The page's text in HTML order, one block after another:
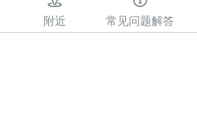
附近 常见问题解答